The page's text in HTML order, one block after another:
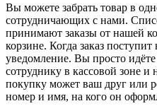
Вы можете забрать товар в
сотрудничающих с нами.
принимают заказы от нашей
корзине. Когда заказ
уведомление. Вы просто
сотруднику в кассовой зоне и
покупку может ваш друг или
номер и имя, на кого он